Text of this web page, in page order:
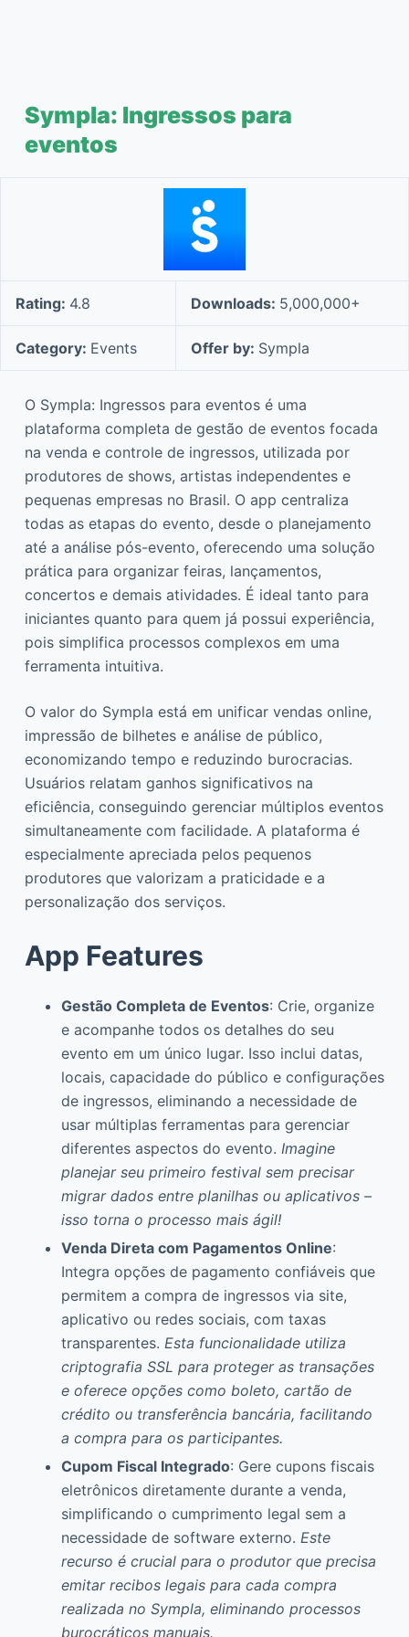
Sympla: Ingressos para
eventos
Rating: 4.8 Downloads: 5,000,000+
Category: Events Offer by: Sympla
O Sympla: Ingressos para eventos é uma
plataforma completa de gestão de eventos focada
na venda e controle de ingressos, utilizada por
produtores de shows, artistas independentes e
pequenas empresas no Brasil. O app centraliza
todas as etapas do evento, desde o planejamento
até a análise pós-evento, oferecendo uma solução
prática para organizar feiras, lançamentos,
concertos e demais atividades. É ideal tanto para
iniciantes quanto para quem já possui experiência,
pois simplifica processos complexos em uma
ferramenta intuitiva.
O valor do Sympla está em unificar vendas online,
impressão de bilhetes e análise de público,
economizando tempo e reduzindo burocracias.
Usuários relatam ganhos significativos na
eficiência, conseguindo gerenciar múltiplos eventos
simultaneamente com facilidade. A plataforma é
especialmente apreciada pelos pequenos
produtores que valorizam a praticidade e a
personalização dos serviços.
App Features
Gestão Completa de Eventos: Crie, organize
e acompanhe todos os detalhes do seu
evento em um único lugar. Isso inclui datas,
locais, capacidade do público e configurações
de ingressos, eliminando a necessidade de
usar múltiplas ferramentas para gerenciar
diferentes aspectos do evento. Imagine
planejar seu primeiro festival sem precisar
migrar dados entre planilhas ou aplicativos –
isso torna o processo mais ágil!
Venda Direta com Pagamentos Online:
Integra opções de pagamento confiáveis que
permitem a compra de ingressos via site,
aplicativo ou redes sociais, com taxas
transparentes. Esta funcionalidade utiliza
criptografia SSL para proteger as transações
e oferece opções como boleto, cartão de
crédito ou transferência bancária, facilitando
a compra para os participantes.
Cupom Fiscal Integrado: Gere cupons fiscais
eletrônicos diretamente durante a venda,
simplificando o cumprimento legal sem a
necessidade de software externo. Este
recurso é crucial para o produtor que precisa
emitar recibos legais para cada compra
realizada no Sympla, eliminando processos
burocráticos manuais.